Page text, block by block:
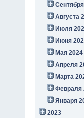
Августа
Июля
Июня
Мая 2024
Апреля
Марта
Февраля
Января
2023